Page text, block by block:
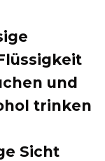
und
trinken
Sicht